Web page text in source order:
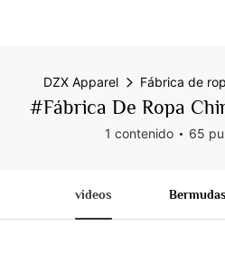
DZX Apparel Fábrica de
#Fábrica De Ropa
1 contenido 65
videos Bermudas